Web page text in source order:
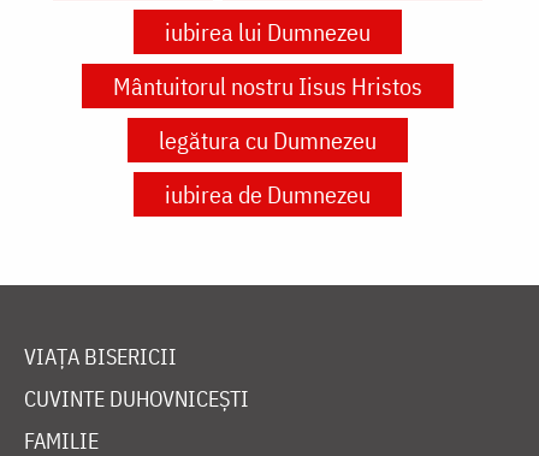
iubirea lui Dumnezeu
Mântuitorul nostru Iisus Hristos
legătura cu Dumnezeu
iubirea de Dumnezeu
VIAȚA BISERICII
CUVINTE DUHOVNICEȘTI
FAMILIE